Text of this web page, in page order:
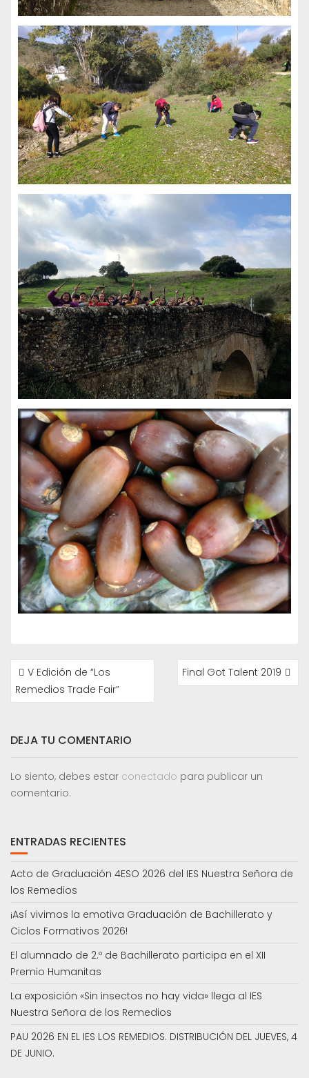
NAVEGACIÓN
DE
ENTRADAS
V Edición de “Los
Remedios Trade Fair”
Final Got Talent 2019
DEJA TU COMENTARIO
Lo siento, debes estar conectado para publicar un
comentario.
ENTRADAS RECIENTES
Acto de Graduación 4ESO 2026 del IES Nuestra Señora de
los Remedios
¡Así vivimos la emotiva Graduación de Bachillerato y
Ciclos Formativos 2026!
El alumnado de 2.º de Bachillerato participa en el XII
Premio Humanitas
La exposición «Sin insectos no hay vida» llega al IES
Nuestra Señora de los Remedios
PAU 2026 EN EL IES LOS REMEDIOS. DISTRIBUCIÓN DEL JUEVES, 4
DE JUNIO.